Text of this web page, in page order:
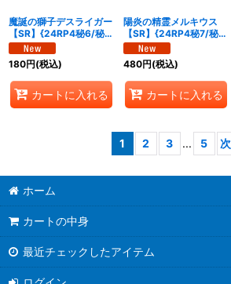
魔誕の獅子デスライガー
【SR】{24RP4秘6/秘
24}《自然》
180円(税込)
カートに入れる
陽炎の精霊メルキウス
【SR】{24RP4秘7/秘
24}《多》
480円(税込)
カートに入れる
1 2 3 ... 5 次
ホーム
カートの中身
最近チェックしたアイテム